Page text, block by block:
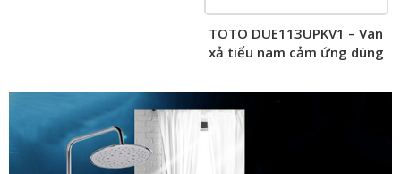
TOTO DUE113UPKV1 – Van
xả tiểu nam cảm ứng dùng